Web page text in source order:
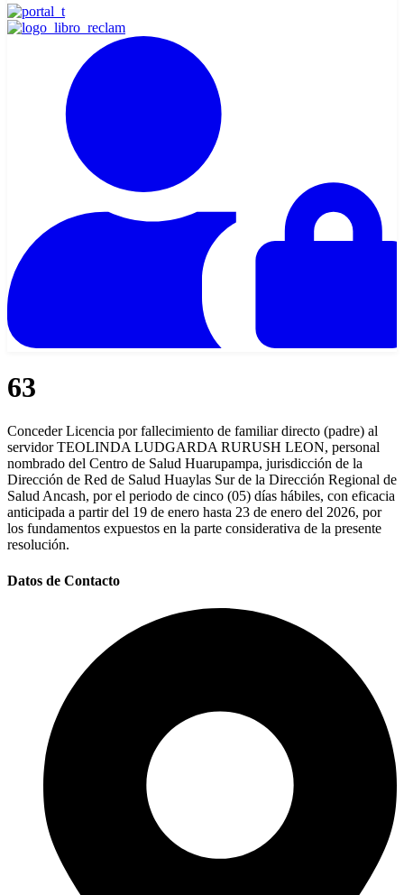
63
Conceder Licencia por fallecimiento de familiar directo (padre) al
servidor TEOLINDA LUDGARDA RURUSH LEON, personal
nombrado del Centro de Salud Huarupampa, jurisdicción de la
Dirección de Red de Salud Huaylas Sur de la Dirección Regional de
Salud Ancash, por el periodo de cinco (05) días hábiles, con eficacia
anticipada a partir del 19 de enero hasta 23 de enero del 2026, por
los fundamentos expuestos en la parte considerativa de la presente
resolución.
Datos de Contacto